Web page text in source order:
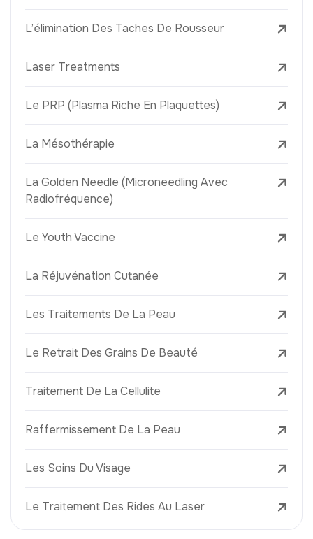
L’élimination Des Taches De Rousseur
Laser Treatments
Le PRP (Plasma Riche En Plaquettes)
La Mésothérapie
La Golden Needle (Microneedling Avec
Radiofréquence)
Le Youth Vaccine
La Réjuvénation Cutanée
Les Traitements De La Peau
Le Retrait Des Grains De Beauté
Traitement De La Cellulite
Raffermissement De La Peau
Les Soins Du Visage
Le Traitement Des Rides Au Laser